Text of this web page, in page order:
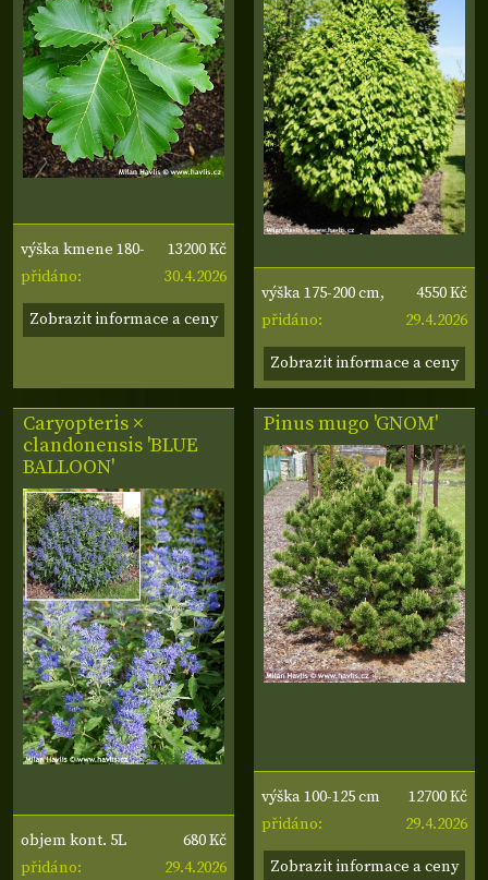
výška kmene 180-
190 cm, obvod
kmene 10-12 cm
13200 Kč
přidáno:
30.4.2026
Zobrazit informace a ceny
výška 175-200 cm,
šířka 30-40 cm
4550 Kč
přidáno:
29.4.2026
Zobrazit informace a ceny
Caryopteris ×
clandonensis 'BLUE
BALLOON'
objem kont. 5L
680 Kč
přidáno:
29.4.2026
Pinus mugo 'GNOM'
výška 100-125 cm
12700 Kč
přidáno:
29.4.2026
Zobrazit informace a ceny